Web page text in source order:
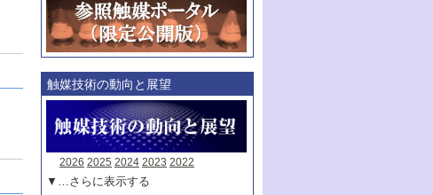
触媒技術の動向と展望
2026 2025 2024 2023 2022
▼…さらに表示する